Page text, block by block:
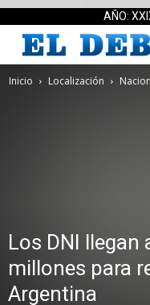
AÑO:
Inicio Localización
Los DNI llegan
millones para
Argentina